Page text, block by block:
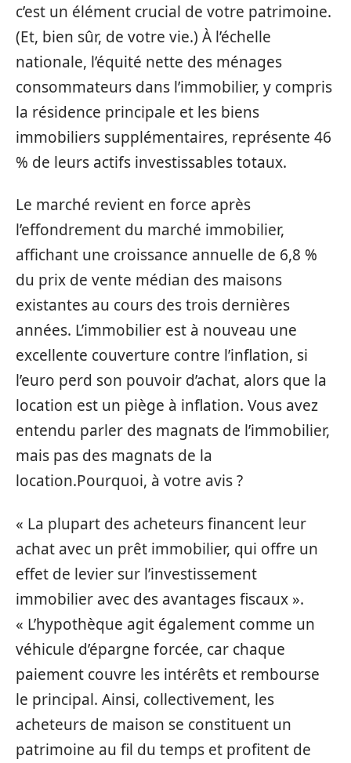
c’est un élément crucial de votre patrimoine.
(Et, bien sûr, de votre vie.) À l’échelle
nationale, l’équité nette des ménages
consommateurs dans l’immobilier, y compris
la résidence principale et les biens
immobiliers supplémentaires, représente 46
% de leurs actifs investissables totaux.
Le marché revient en force après
l’effondrement du marché immobilier,
affichant une croissance annuelle de 6,8 %
du prix de vente médian des maisons
existantes au cours des trois dernières
années. L’immobilier est à nouveau une
excellente couverture contre l’inflation, si
l’euro perd son pouvoir d’achat, alors que la
location est un piège à inflation. Vous avez
entendu parler des magnats de l’immobilier,
mais pas des magnats de la
location.Pourquoi, à votre avis ?
« La plupart des acheteurs financent leur
achat avec un prêt immobilier, qui offre un
effet de levier sur l’investissement
immobilier avec des avantages fiscaux ».
« L’hypothèque agit également comme un
véhicule d’épargne forcée, car chaque
paiement couvre les intérêts et rembourse
le principal. Ainsi, collectivement, les
acheteurs de maison se constituent un
patrimoine au fil du temps et profitent de